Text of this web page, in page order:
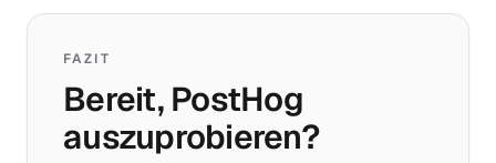
FAZIT
Bereit, PostHog
auszuprobieren?